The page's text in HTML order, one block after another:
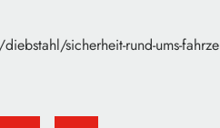
sicherheit-rund-ums-